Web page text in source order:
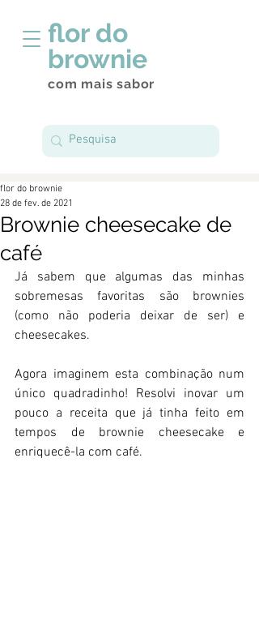
flor do
brownie
com mais sabor
Brownie cheesecake de
café
flor do brownie
28 de fev. de 2021
Já sabem que algumas das minhas
sobremesas favoritas são brownies
(como não poderia deixar de ser) e
cheesecakes.
Agora imaginem esta combinação num
único quadradinho! Resolvi inovar um
pouco a receita que já tinha feito em
tempos de brownie cheesecake e
enriquecê-la com café.